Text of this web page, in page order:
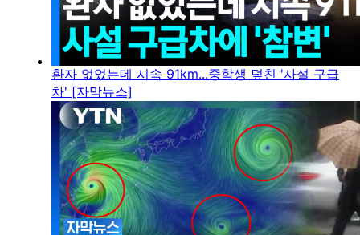
환자 없었는데 시속 91km...중학생 덮친 '사설 구급
차' [자막뉴스]